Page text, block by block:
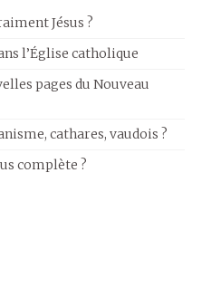
Jésus ?
l’Église catholique
pages du Nouveau
cathares, vaudois ?
complète ?